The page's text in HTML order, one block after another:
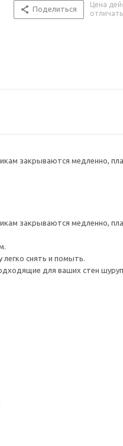
Поделиться
Цена
закрываются медленно,
закрываются медленно,
снять и помыть.
для ваших стен